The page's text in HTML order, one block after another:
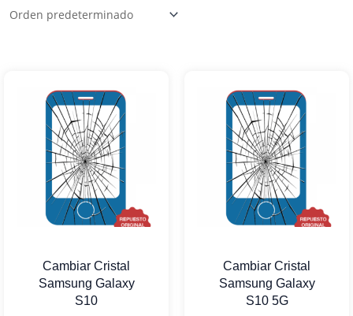
Cambiar Cristal
Samsung Galaxy
S10
Cambiar Cristal
Samsung Galaxy
S10 5G